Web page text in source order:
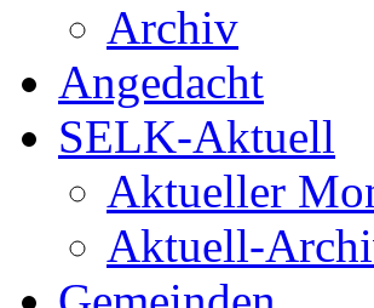
Archiv
Angedacht
SELK-Aktuell
Aktueller
Aktuell-